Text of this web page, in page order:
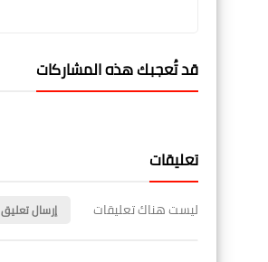
قد تُعجبك هذه المشاركات
تعليقات
ليست هناك تعليقات إرسال تعليق